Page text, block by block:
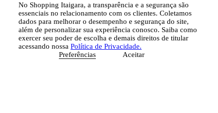
No Shopping Itaigara, a transparência e a segurança são
essenciais no relacionamento com os clientes. Coletamos
dados para melhorar o desempenho e segurança do site,
além de personalizar sua experiência conosco. Saiba como
exercer seu poder de escolha e demais direitos de titular
acessando nossa Política de Privacidade.
Preferências
Aceitar